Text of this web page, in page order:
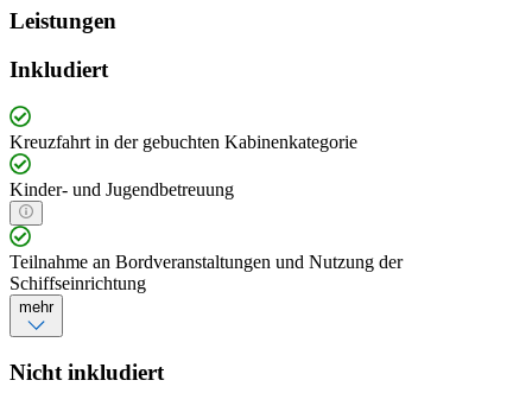
Leistungen
Inkludiert
Kreuzfahrt in der gebuchten Kabinenkategorie
Kinder- und Jugendbetreuung
Teilnahme an Bordveranstaltungen und Nutzung der
Schiffseinrichtung
mehr
Nicht inkludiert